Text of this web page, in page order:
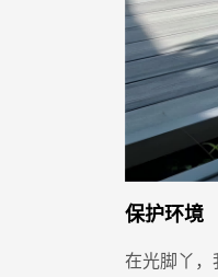
保护环境
在光脚丫